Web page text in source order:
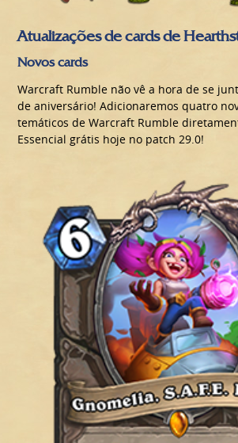
Atualizações de cards de
Novos cards
Warcraft Rumble não vê a hora de se
de aniversário! Adicionaremos quatro
temáticos de Warcraft Rumble
Essencial grátis hoje no patch 29.0!